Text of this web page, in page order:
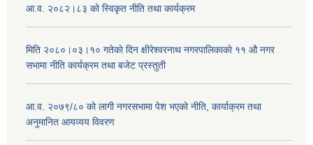
आ.व. २०८२।८३ को स्विकृत नीति तथा कार्यक्रम
मिति २०८०।०३।१० गतेकाे दिन क्षीरेश्वरनाथ नगरपालिकाकाे ११ ‍औ नगर
सभामा नीति कार्यक्रम तथा बजेट प्रस्तुती
आ.व. २०७९/८० को लागी नगरसभामा पेश भएको नीति, कार्याक्रम तथा
अनुमानित आयव्यय विवरण